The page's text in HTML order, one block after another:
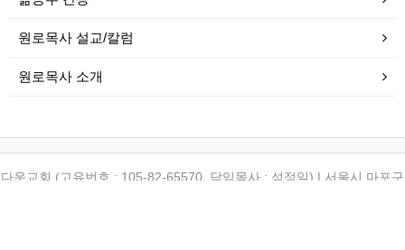
원로목사 설교/칼럼
원로목사 소개
다운교회 (고유번호 : 105-82-65570, 담임목사 : 석정일) | 서울시 마포구